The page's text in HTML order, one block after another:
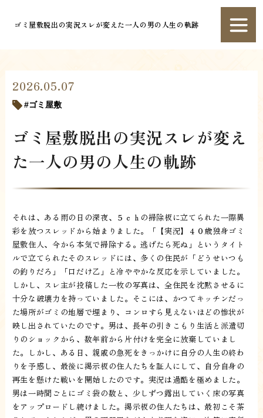
ゴミ屋敷脱出の実況スレが変えた一人の男の人生の軌跡
2026.05.07
ゴミ屋敷
ゴミ屋敷脱出の実況スレが変え
た一人の男の人生の軌跡
それは、ある雨の日の深夜、５ｃｈの掃除板に立てられた一際異
彩を放つスレッドから始まりました。「【実況】４０歳独身ゴミ
屋敷住人、今から本気で掃除する。逃げたら死ぬ」というタイト
ルで立てられたそのスレッドには、多くの住民が「どうせいつも
の釣りだろ」「口だけ乙」と冷ややかな反応を示していました。
しかし、スレ主が投稿した一枚の写真は、全住民を沈黙させるに
十分な破壊力を持っていました。そこには、かつてキッチンだっ
た場所がゴミの地層で埋まり、コンロすら見えないほどの惨状が
映し出されていたのです。男は、長年の引きこもり生活と派遣切
りのショックから、数年前から片付けを完全に放棄していまし
た。しかし、ある日、親戚の急死をきっかけに自分の人生の終わ
りを予感し、最後に掲示板の住人たちを証人にして、自分自身の
再生を懸けた戦いを開始したのです。実況は過酷を極めました。
男は一時間ごとにゴミ袋の数と、少しずつ露出していく床の写真
をアップロードし続けました。掲示板の住人たちは、最初こそ茶